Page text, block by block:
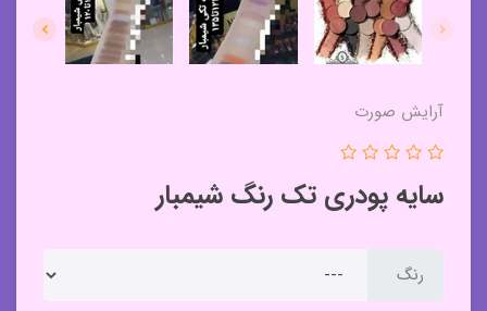
آرایش صورت
سایه پودری تک رنگ شیمبار
رنگ